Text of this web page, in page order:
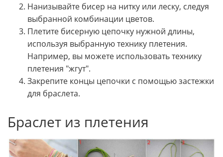
Нанизывайте бисер на нитку или леску, следуя
выбранной комбинации цветов.
Плетите бисерную цепочку нужной длины,
используя выбранную технику плетения.
Например, вы можете использовать технику
плетения "жгут".
Закрепите концы цепочки с помощью застежки
для браслета.
Браслет из плетения